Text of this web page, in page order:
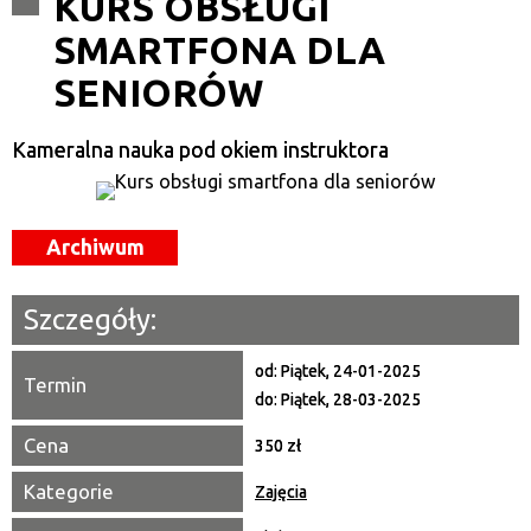
Kategoria
Trwające w zakresie
—
Miejsce
SMARTFONA DLA
SENIORÓW
Kameralna nauka pod okiem instruktora
Archiwum
Szczegóły:
Termin
od: Piątek, 24-01-2025
do: Piątek, 28-03-2025
Cena 350 zł
Kategorie Zajęcia